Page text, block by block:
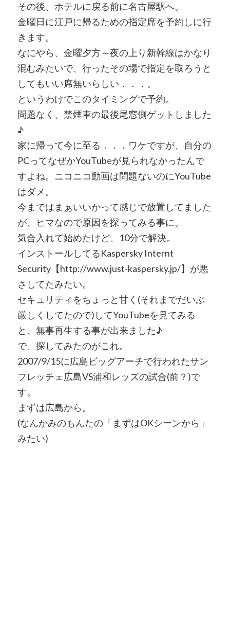
その後、ホテルに戻る前に名古屋駅へ。
金曜日に江戸に帰るための指定席を予約しに行
きます。
なにやら、金曜夕方～夜の上り新幹線はかなり
混むみたいで、行ったその場で指定を取ろうと
してもいい席無いらしい．．．。
というわけでこのタイミングで予約。
問題なく、禁煙車の最後尾窓側ゲットしました
♪
家に帰って今に至る．．．ワケですが、自分の
PCってなぜかYouTubeが見られなかったんで
すよね。ニコニコ動画は問題ないのにYouTube
はダメ。
今まではまぁいいかって感じで放置してました
が、ヒマなので原因を探ってみる事に。
気合入れて始めたけど、10分で解決。
インストールしてるKaspersky Internt
Security【http://www.just-kaspersky.jp/】が悪
さしてたみたい。
セキュリティをちょっと甘く(それまでだいぶ
厳しくしてたので)してYouTubeを見てみる
と、無事再生する事が出来ました♪
で、探してみたのがこれ。
2007/9/15に広島ビッグアーチで行われたサン
フレッチェ広島VS浦和レッズの試合(前？)で
す。
まずは広島から。
(なんかみのもんたの「まずはOKシーンから」
みたい)